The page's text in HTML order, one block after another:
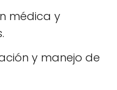
médica y
y manejo de